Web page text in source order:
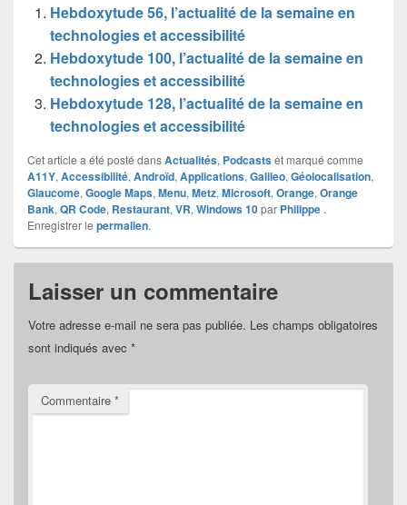
Hebdoxytude 56, l’actualité de la semaine en
technologies et accessibilité
Hebdoxytude 100, l’actualité de la semaine en
technologies et accessibilité
Hebdoxytude 128, l’actualité de la semaine en
technologies et accessibilité
Cet article a été posté dansActualités, Podcastset marqué comme
A11Y, Accessibilité, Androïd, Applications, Galileo, Géolocalisation,
Glaucome, Google Maps, Menu, Metz, Microsoft, Orange, Orange
Bank, QR Code, Restaurant, VR, Windows 10par Philippe .
Enregistrer le permalien.
Laisser un commentaire
Votre adresse e-mail ne sera pas publiée. Les champs obligatoires
sont indiqués avec *
Commentaire *